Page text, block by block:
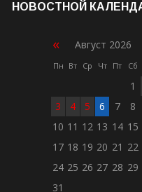
НОВОСТНОЙ
« Август 2026
Пн Вт Ср Чт Пт Сб
1
3
4 5 6 7 8
10 11 12 13 14 15
17 18 19 20 21 22
24 25 26 27 28 29
31